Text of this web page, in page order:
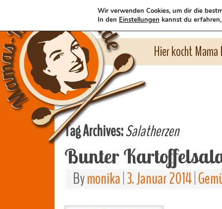
Hier kocht
Tag Archives:Salatherzen
Bunter
Bymonika 3. Januar 2014
Wir verwenden Cookies, um dir die
In den Einstellungen kannst du